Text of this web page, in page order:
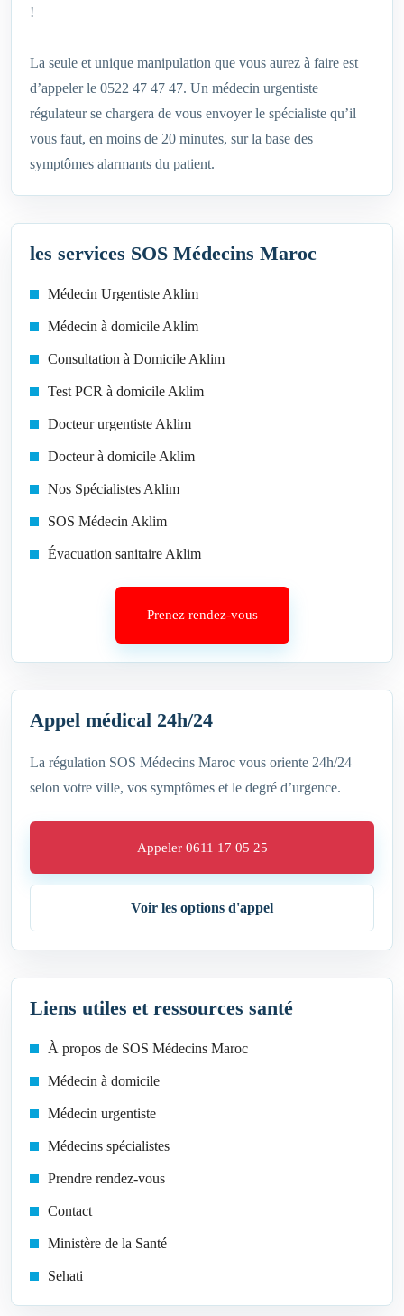
!
La seule et unique manipulation que vous aurez à faire est
d’appeler le 0522 47 47 47. Un médecin urgentiste
régulateur se chargera de vous envoyer le spécialiste qu’il
vous faut, en moins de 20 minutes, sur la base des
symptômes alarmants du patient.
les services SOS Médecins Maroc
Médecin Urgentiste Aklim
Médecin à domicile Aklim
Consultation à Domicile Aklim
Test PCR à domicile Aklim
Docteur urgentiste Aklim
Docteur à domicile Aklim
Nos Spécialistes Aklim
SOS Médecin Aklim
Évacuation sanitaire Aklim
Prenez rendez-vous
Appel médical 24h/24
La régulation SOS Médecins Maroc vous oriente 24h/24
selon votre ville, vos symptômes et le degré d’urgence.
Appeler 0611 17 05 25
Voir les options d'appel
Liens utiles et ressources santé
À propos de SOS Médecins Maroc
Médecin à domicile
Médecin urgentiste
Médecins spécialistes
Prendre rendez-vous
Contact
Ministère de la Santé
Sehati